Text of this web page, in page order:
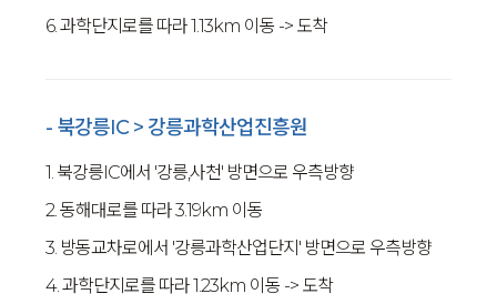
6. 과학단지로를 따라 1.13km 이동 -> 도착
- 북강릉IC > 강릉과학산업진흥원
1. 북강릉IC에서 '강릉,사천' 방면으로 우측방향
2. 동해대로를 따라 3.19km 이동
3. 방동교차로에서 '강릉과학산업단지' 방면으로 우측방향
4. 과학단지로를 따라 1.23km 이동 -> 도착